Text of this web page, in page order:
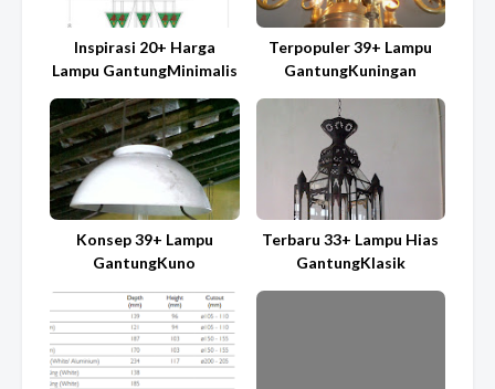
Inspirasi 20+ Harga
Lampu GantungMinimalis
Terpopuler 39+ Lampu
GantungKuningan
Konsep 39+ Lampu
GantungKuno
Terbaru 33+ Lampu Hias
GantungKlasik